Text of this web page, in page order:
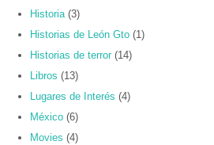
Historia (3)
Historias de León Gto (1)
Historias de terror (14)
Libros (13)
Lugares de Interés (4)
México (6)
Movies (4)